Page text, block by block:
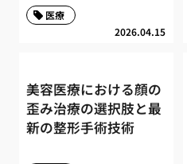
2026.04.15
医療
美容医療における顔の
歪み治療の選択肢と最
新の整形手術技術